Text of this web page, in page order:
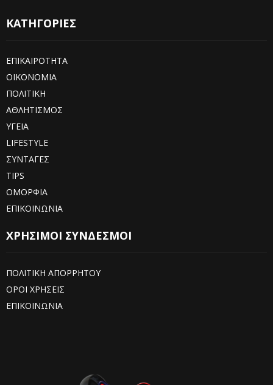
ΚΑΤΗΓΟΡΙΕΣ
ΕΠΙΚΑΙΡΟΤΗΤΑ
ΟΙΚΟΝΟΜΙΑ
ΠΟΛΙΤΙΚΗ
ΑΘΛΗΤΙΣΜΟΣ
ΥΓΕΙΑ
LIFESTYLE
ΣΥΝΤΑΓΕΣ
TIPS
ΟΜΟΡΦΙΑ
ΕΠΙΚΟΙΝΩΝΙΑ
ΧΡΗΣΙΜΟΙ ΣΥΝΔΕΣΜΟΙ
ΠΟΛΙΤΙΚΗ ΑΠΟΡΡΗΤΟΥ
ΟΡΟΙ ΧΡΗΣΕΙΣ
ΕΠΙΚΟΙΝΩΝΙΑ